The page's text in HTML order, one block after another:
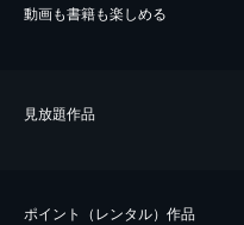
動画も書籍も楽しめる
⾒放題作品
ポイント（レンタル）作品